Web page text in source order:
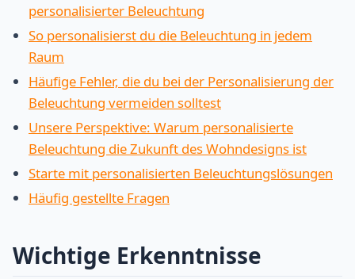
personalisierter Beleuchtung
So personalisierst du die Beleuchtung in jedem
Raum
Häufige Fehler, die du bei der Personalisierung der
Beleuchtung vermeiden solltest
Unsere Perspektive: Warum personalisierte
Beleuchtung die Zukunft des Wohndesigns ist
Starte mit personalisierten Beleuchtungslösungen
Häufig gestellte Fragen
Wichtige Erkenntnisse